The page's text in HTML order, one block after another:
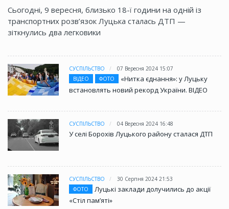
Сьогодні, 9 вересня, близько 18-ї години на одній із
транспортних розв’язок Луцька сталась ДТП —
зіткнулись два легковики
СУСПІЛЬСТВО
07 Вересня 2024 15:07
ВІДЕО
ФОТО
«Нитка єднання»: у Луцьку
встановлять новий рекорд України. ВІДЕО
СУСПІЛЬСТВО 04 Вересня 2024 16:48
У селі Борохів Луцького району сталася ДТП
СУСПІЛЬСТВО
30 Серпня 2024 21:53
ФОТО
Луцькі заклади долучились до акції
«Стіл памʼяті»